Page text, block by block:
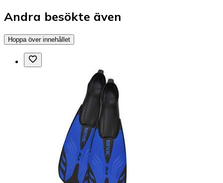
Andra besökte även
Hoppa över innehållet